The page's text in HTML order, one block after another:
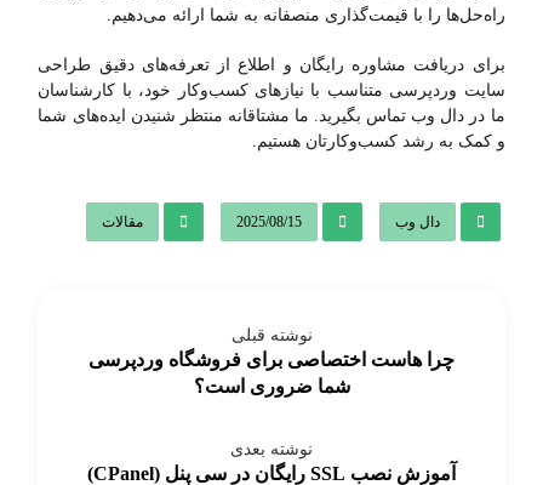
راه‌حل‌ها را با قیمت‌گذاری منصفانه به شما ارائه می‌دهیم.
برای دریافت مشاوره رایگان و اطلاع از تعرفه‌های دقیق طراحی
سایت وردپرسی متناسب با نیازهای کسب‌وکار خود، با کارشناسان
ما در دال وب تماس بگیرید. ما مشتاقانه منتظر شنیدن ایده‌های شما
و کمک به رشد کسب‌وکارتان هستیم.
دال وب 2025/08/15 مقالات
نوشته قبلی
چرا هاست اختصاصی برای فروشگاه وردپرسی
شما ضروری است؟
نوشته بعدی
آموزش نصب SSL رایگان در سی پنل (CPanel)